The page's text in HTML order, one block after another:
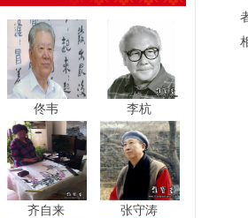
佟韦 李杭
齐自来 张守涛